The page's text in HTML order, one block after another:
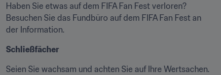
Haben Sie etwas auf dem FIFA Fan Fest verloren?
Besuchen Sie das Fundbüro auf dem FIFA Fan Fest an
der Information.
Schließfächer
Seien Sie wachsam und achten Sie auf Ihre Wertsachen.